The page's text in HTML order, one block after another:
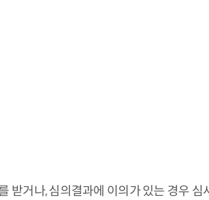
받거나, 심의결과에 이의가 있는 경우